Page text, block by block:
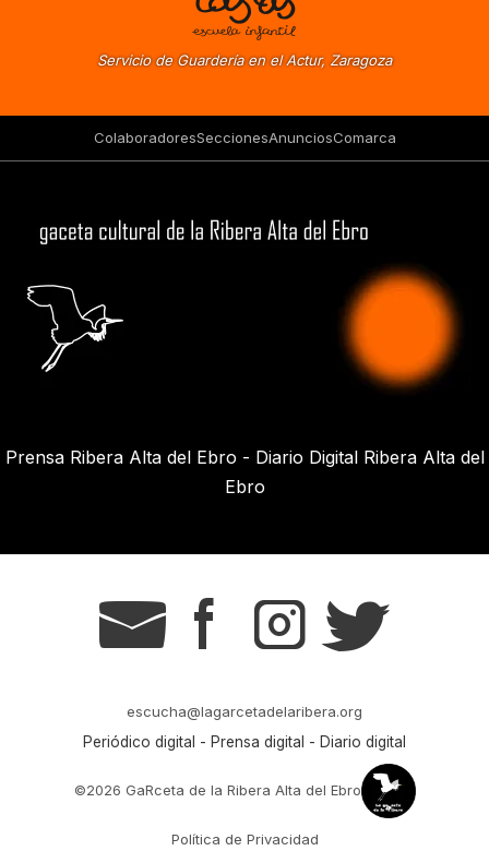
Servicio de Guardería en el Actur, Zaragoza
ColaboradoresSeccionesAnunciosComarca
Prensa Ribera Alta del Ebro - Diario Digital Ribera Alta del
Ebro
g s t r
escucha@lagarcetadelaribera.org
Periódico digital - Prensa digital - Diario digital
©2026 GaRceta de la Ribera Alta del Ebro
Política de Privacidad